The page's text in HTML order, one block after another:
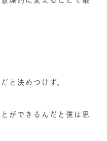
と決めつけず、
ができるんだと僕は思